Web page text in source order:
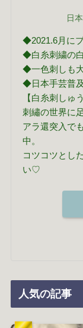
日
◆2021.6月に
◆白糸刺繍の
◆一色刺しも
◆日本手芸普
【白糸刺しゅ
刺繡の世界に
アラ還突入で
中。
コツコツとし
い♡
人気の記事